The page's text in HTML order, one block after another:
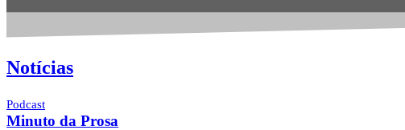
Notícias
Podcast
Minuto da Prosa